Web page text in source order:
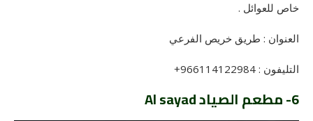
خاص للعوائل .
العنوان : طريق خريص الفرعي
التليفون : 966114122984+
6- مطعم الصياد Al sayad